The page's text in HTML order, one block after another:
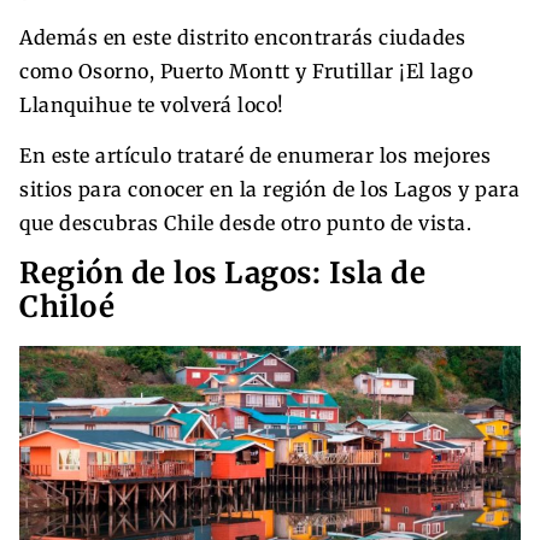
Además en este distrito encontrarás ciudades
como Osorno, Puerto Montt y Frutillar ¡El lago
Llanquihue te volverá loco!
En este artículo trataré de enumerar los mejores
sitios para conocer en la región de los Lagos y para
que descubras Chile desde otro punto de vista.
Región de los Lagos: Isla de
Chiloé